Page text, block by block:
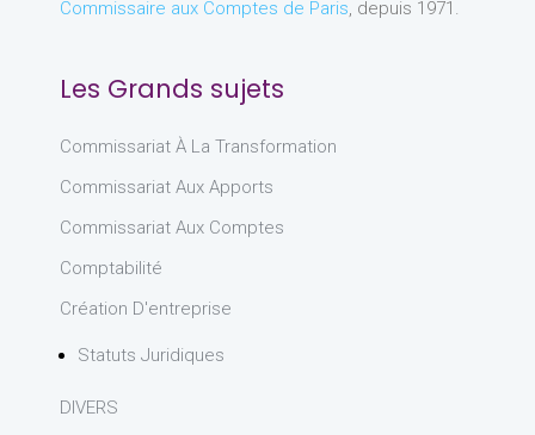
Commissaire aux Comptes de Paris , depuis 1971.
Les Grands sujets
Commissariat À La Transformation
Commissariat Aux Apports
Commissariat Aux Comptes
Comptabilité
Création D'entreprise
Statuts Juridiques
DIVERS